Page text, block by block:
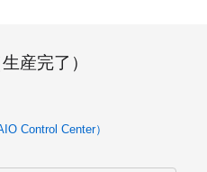
産完了）
Control Center）